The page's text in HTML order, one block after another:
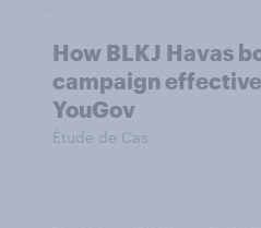
How BLKJ Havas
campaign
YouGov
Étude de Cas